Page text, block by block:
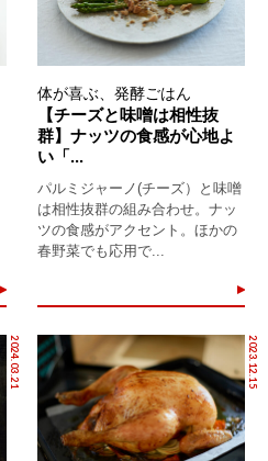
体が喜ぶ、発酵ごはん
【チーズと味噌は相性抜
群】ナッツの食感が心地よ
い「...
パルミジャーノ(チーズ）と味噌
は相性抜群の組み合わせ。ナッ
ツの食感がアクセント。ほかの
春野菜でも応用で...
2024.03.21 2023.12.15